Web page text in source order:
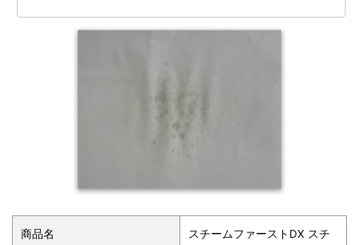
商品名
スチームファーストDX スチ